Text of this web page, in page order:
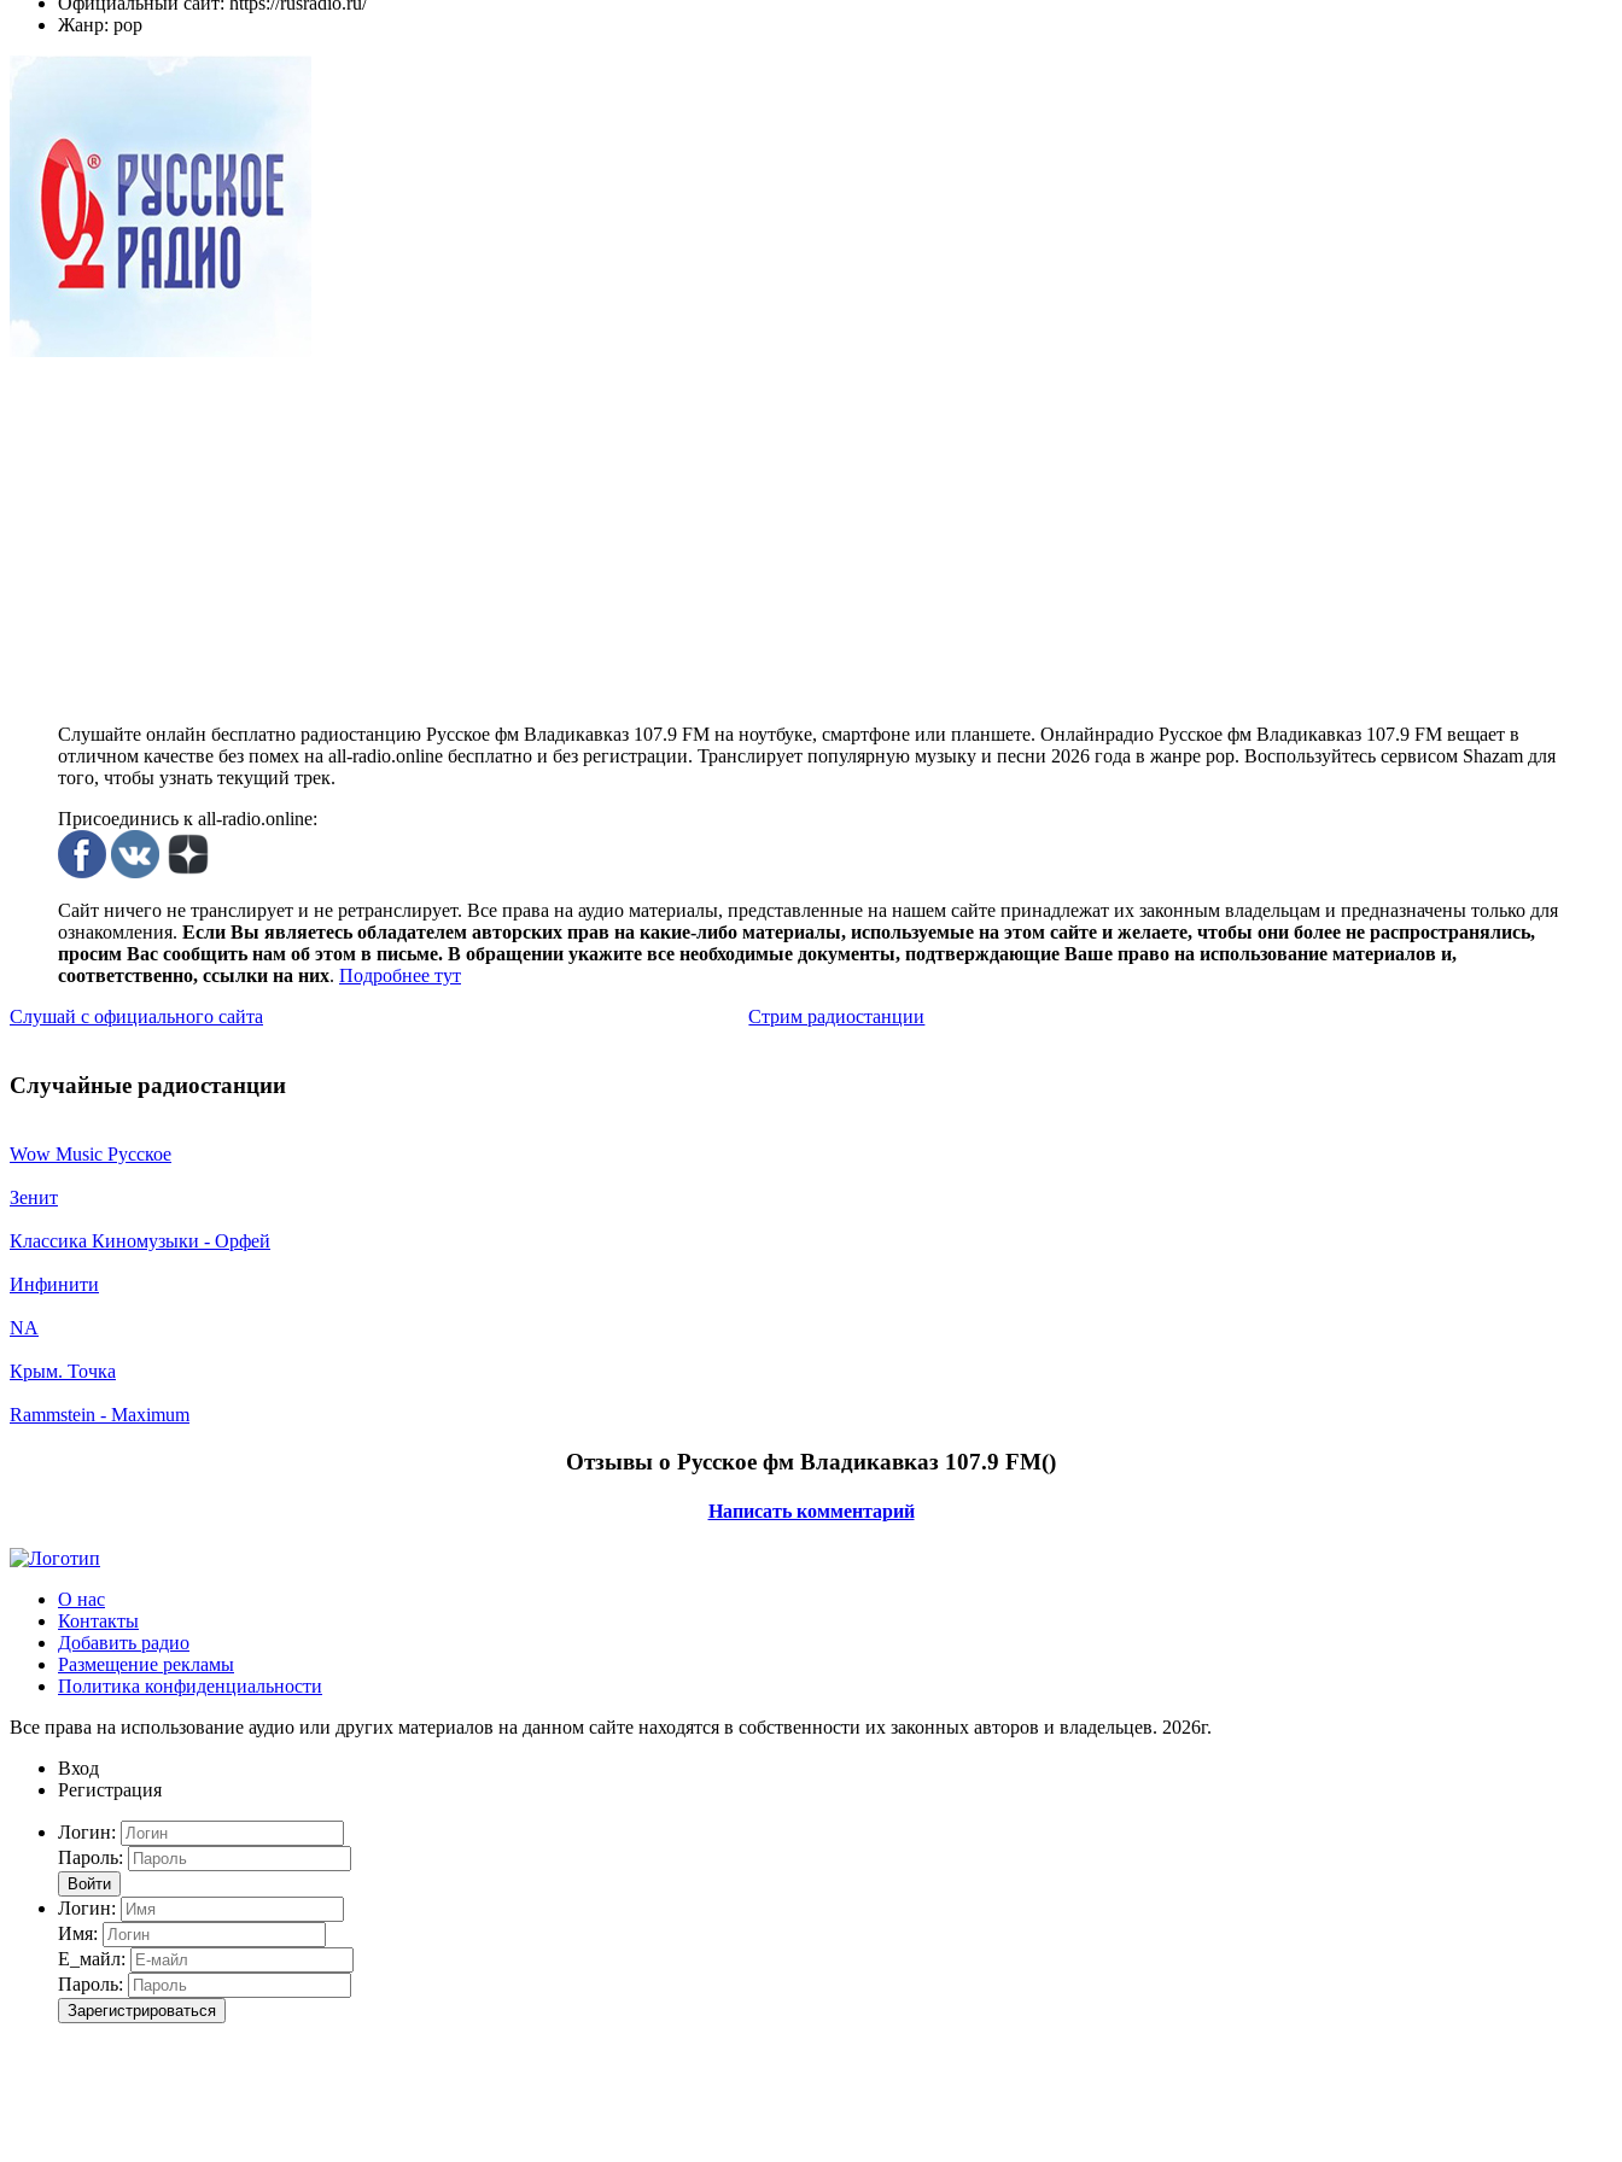
Жанр: pop
Слушайте онлайн бесплатно радиостанцию Русское фм Владикавказ 107.9 FM на ноутбуке, смартфоне или планшете. Онлайнрадио Русское фм Владикавказ 107.9 FM вещает в
отличном качестве без помех на all-radio.online бесплатно и без регистрации. Транслирует популярную музыку и песни 2026 года в жанре pop. Воспользуйтесь сервисом Shazam для
того, чтобы узнать текущий трек.
Присоединись к all-radio.online:
Сайт ничего не транслирует и не ретранслирует. Все права на аудио материалы, представленные на нашем сайте принадлежат их законным владельцам и предназначены только для
ознакомления. Если Вы являетесь обладателем авторских прав на какие-либо материалы, используемые на этом сайте и желаете, чтобы они более не распространялись,
просим Вас сообщить нам об этом в письме. В обращении укажите все необходимые документы, подтверждающие Ваше право на использование материалов и,
соответственно, ссылки на них. Подробнее тут
Слушай с официального сайта
Стрим радиостанции
Случайные радиостанции
Wow Music Русское
Зенит
Классика Киномузыки - Орфей
Инфинити
NA
Крым. Точка
Rammstein - Maximum
Отзывы о Русское фм Владикавказ 107.9 FM()
Написать комментарий
О нас
Контакты
Добавить радио
Размещение рекламы
Политика конфиденциальности
Все права на использование аудио или других материалов на данном сайте находятся в собственности их законных авторов и владельцев. 2026г.
Вход
Регистрация
Логин:
Пароль:
Войти
Логин:
Имя:
Е_майл:
Пароль:
Зарегистрироваться